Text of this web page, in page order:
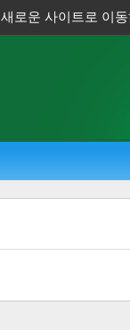
새로운 사이트로 이